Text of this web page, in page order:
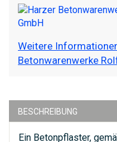
Weitere
Betonwarenwerke
BESCHREIBUNG
Ein Betonpflaster,